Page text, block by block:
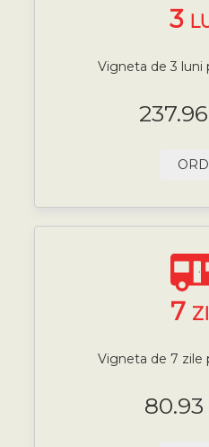
3
Vigneta de 3 luni
7
Vigneta de 7 zile